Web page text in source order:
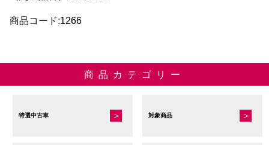
商品コード:1266
商品カテゴリー
特選中古車 対象商品